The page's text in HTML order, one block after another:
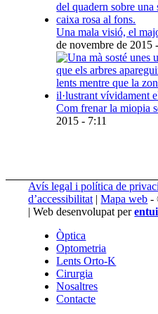
Una mala visió, el
de novembre de 2015
Com frenar la miopia
2015 - 7:11
Avís legal i política de
d’accessibilitat |Mapa web -
| Web desenvolupat per
Òptica
Optometria
Lents Orto-K
Cirurgia
Nosaltres
Contacte